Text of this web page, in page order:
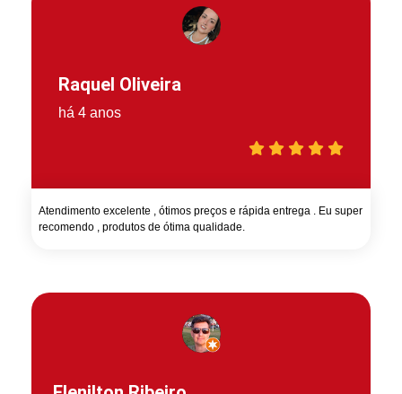
Raquel Oliveira
há 4 anos
Atendimento excelente , ótimos preços e rápida entrega . Eu super
recomendo , produtos de ótima qualidade.